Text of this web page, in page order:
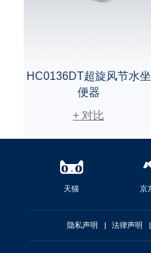
HC0136DT超旋风节水坐
便器
+ 对比
天猫 京
隐私声明 法律声明